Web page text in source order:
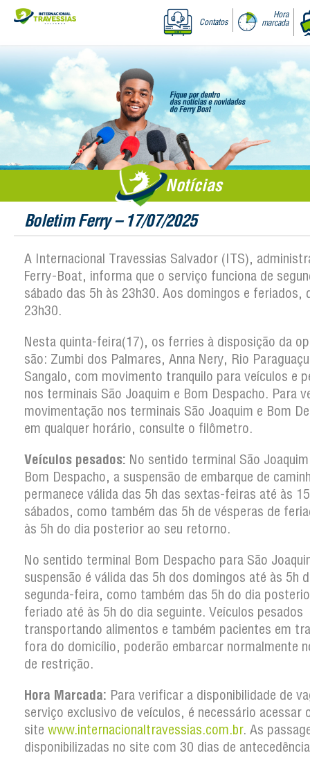
Contatos
Hora
marcada
Notícias
Boletim Ferry – 17/07/2025
A Internacional Travessias Salvador (ITS),
Ferry-Boat, informa que o serviço funciona de
sábado das 5h às 23h30. Aos domingos e feriados,
23h30.
Nesta quinta-feira(17), os ferries à disposição da
são: Zumbi dos Palmares, Anna Nery, Rio
Sangalo, com movimento tranquilo para veículos e
nos terminais São Joaquim e Bom Despacho. Para
movimentação nos terminais São Joaquim e Bom
em qualquer horário, consulte o filômetro.
Veículos pesados: No sentido terminal São
Bom Despacho, a suspensão de embarque de
permanece válida das 5h das sextas-feiras até às
sábados, como também das 5h de vésperas de
às 5h do dia posterior ao seu retorno.
No sentido terminal Bom Despacho para São
suspensão é válida das 5h dos domingos até às 5h
segunda-feira, como também das 5h do dia
feriado até às 5h do dia seguinte. Veículos pesados
transportando alimentos e também pacientes em
fora do domicílio, poderão embarcar normalmente
de restrição.
Hora Marcada: Para verificar a disponibilidade de
serviço exclusivo de veículos, é necessário acessar
site www.internacionaltravessias.com.br. As
disponibilizadas no site com 30 dias de